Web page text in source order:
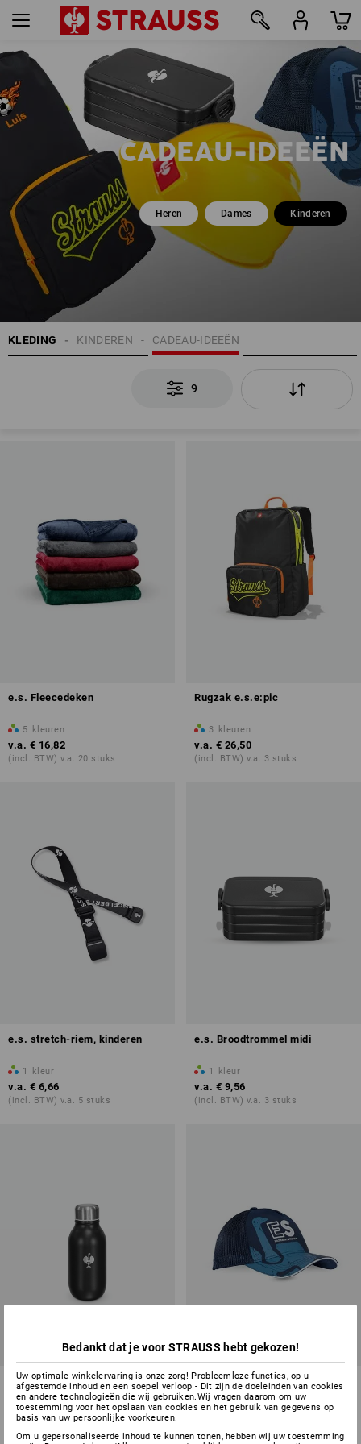
CADEAU-IDEEËN
Heren Dames Kinderen
KLEDING CADEAU-IDEEËN
KINDEREN
9
e.s. Fleecedeken
5 kleuren
v.a. € 16,82
(incl. BTW) v.a. 20 stuks
Rugzak e.s.e:pic
3 kleuren
v.a. € 26,50
(incl. BTW) v.a. 3 stuks
e.s. stretch-riem, kinderen
1 kleur
v.a. € 6,66
(incl. BTW) v.a. 5 stuks
e.s. Broodtrommel midi
1 kleur
v.a. € 9,56
(incl. BTW) v.a. 3 stuks
e.s. thermosfles mini
variant
v.a. € 11,98
(incl. BTW) v.a. 3 stuks
Cap e.s.motion, kinderen
5 kleuren
Bedankt dat je voor STRAUSS hebt gekozen!
Uw optimale winkelervaring is onze zorg! Probleemloze functies, op u
afgestemde inhoud en een soepel verloop - Dit zijn de doeleinden van cookies
en andere technologieën die wij gebruiken.Wij vragen daarom om uw
toestemming voor het opslaan van cookies en het gebruik van gegevens op
basis van uw persoonlijke voorkeuren.
Om u gepersonaliseerde inhoud te kunnen tonen, hebben wij uw toestemming